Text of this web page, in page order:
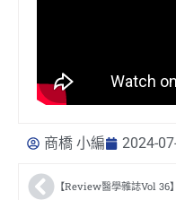
商橋 小編 2024-